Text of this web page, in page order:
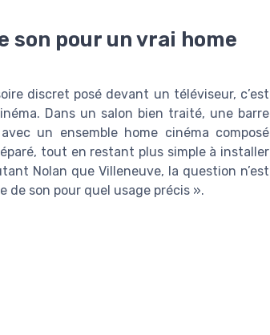
son pour un vrai home
discret posé devant un téléviseur, c’est
Dans un salon bien traité, une barre
un ensemble home cinéma composé
tout en restant plus simple à installer
Nolan que Villeneuve, la question n’est
de son pour quel usage précis ».